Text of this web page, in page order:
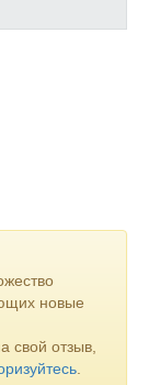
новые
свой отзыв,